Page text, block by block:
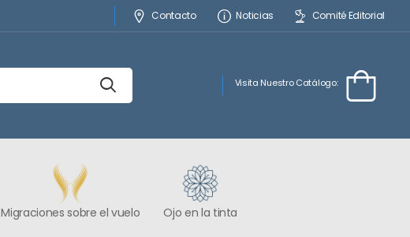
Contacto Noticias Comité Editorial
Visita Nuestro Catálogo:
Migraciones sobre el vuelo Ojo en la tinta